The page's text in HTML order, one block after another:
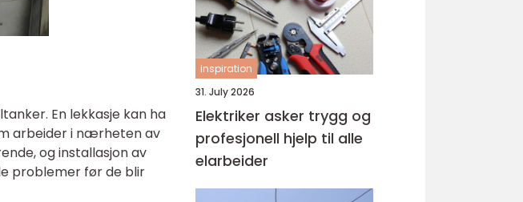
En lekkasje kan ha
arbeider i nærheten av
og installasjon av
problemer før de blir
inspiration
31. July 2026
Elektriker asker trygg og
profesjonell hjelp til alle
elarbeider